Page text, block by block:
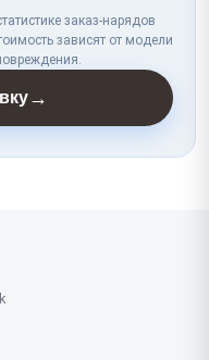
заказ-нарядов
зависят от модели
→